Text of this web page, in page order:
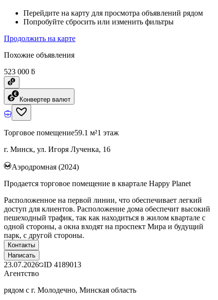
Перейдите на карту для просмотра объявлений рядом
Попробуйте сбросить или изменить фильтры
Продолжить на карте
Похожие объявления
523 000 ƃ
Конвертер валют
Торговое помещение59.1 м²1 этаж
г. Минск, ул. Игоря Лученка, 16
Аэродромная (2024)
Продается торговое помещение в квартале Happy Planet
Расположенное на первой линии, что обеспечивает легкий
доступ для клиентов. Расположение дома обеспечит высокий
пешеходный трафик, так как находиться в жилом квартале с
одной стороны, а окна входят на проспект Мира и будущий
парк, с другой стороны.
Контакты
Написать
23.07.2026 ID 4189013
Агентство
рядом с г. Молодечно, Минская область